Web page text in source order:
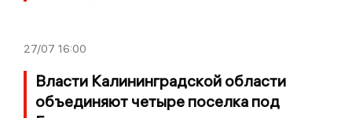
27/07 16:00
Власти Калининградской области
объединяют четыре поселка под